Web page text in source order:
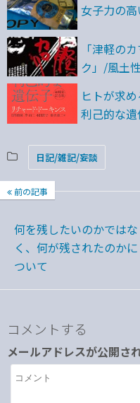
女子力の
「津軽の
ク」/風土
ヒトが求
利己的な
日記/雑記/妄談
前の記事
何を残したいのかではな
く、何が残されたのかに
ついて
コメントする
メールアドレスが公開さ